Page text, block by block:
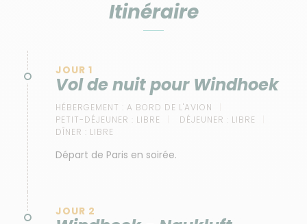
Itinéraire
JOUR 1
Vol de nuit pour Windhoek
HÉBERGEMENT : A BORD DE L'AVION
PETIT-DÉJEUNER : LIBRE DÉJEUNER : LIBRE
DÎNER : LIBRE
Départ de Paris en soirée.
JOUR 2